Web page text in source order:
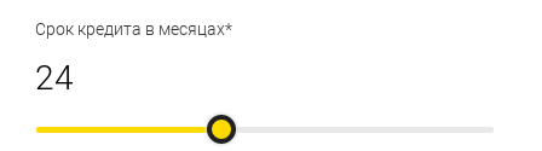
Срок кредита в месяцах*